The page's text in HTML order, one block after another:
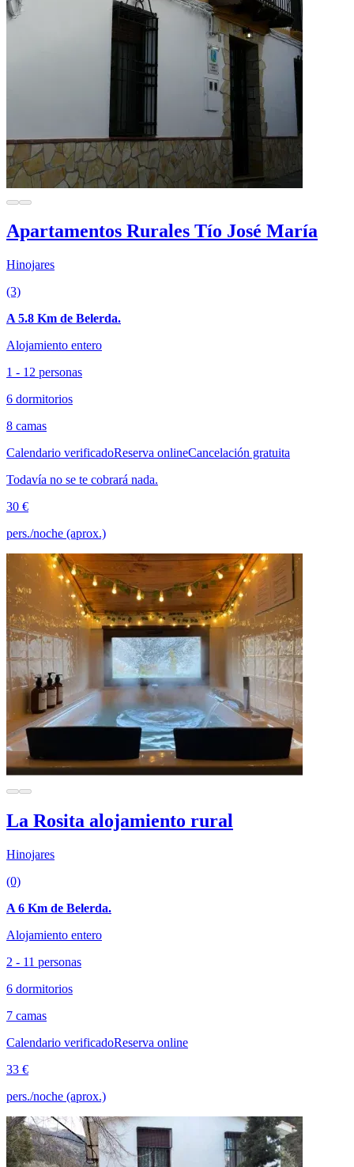
Apartamentos Rurales Tío José María
Hinojares
(3)
A 5.8 Km de Belerda.
Alojamiento entero
1 - 12 personas
6 dormitorios
8 camas
Calendario verificadoReserva onlineCancelación gratuita
Todavía no se te cobrará nada.
30 €
pers./noche (aprox.)
La Rosita alojamiento rural
Hinojares
(0)
A 6 Km de Belerda.
Alojamiento entero
2 - 11 personas
6 dormitorios
7 camas
Calendario verificadoReserva online
33 €
pers./noche (aprox.)